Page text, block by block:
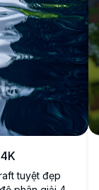
tuyệt đẹp